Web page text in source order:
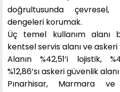
doğrultusunda
dengeleri korumak.
Üç temel kullanım alanı
kentsel servis alanı ve
Alanın %42,51’i lojistik,
%12,86’sı askeri güvenlik
Pınarhisar, Marmara ve